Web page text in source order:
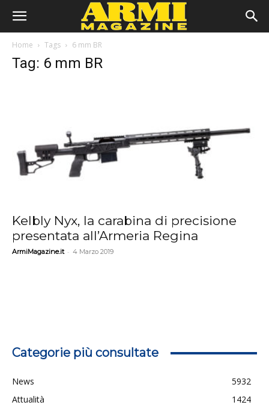
Home Tags 6 mm BR
Tag: 6 mm BR
Kelbly Nyx, la carabina di precisione
presentata all’Armeria Regina
ArmiMagazine.it - 4 Marzo 2019
Categorie più consultate
News
5932
Attualità
1424